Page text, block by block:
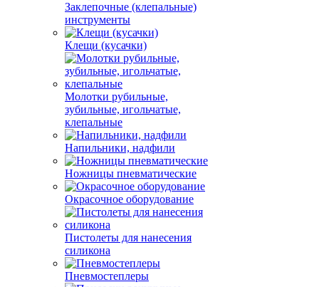
Заклепочные (клепальные)
инструменты
Клещи (кусачки)
Молотки рубильные,
зубильные, игольчатые,
клепальные
Напильники, надфили
Ножницы пневматические
Окрасочное оборудование
Пистолеты для нанесения
силикона
Пневмостеплеры